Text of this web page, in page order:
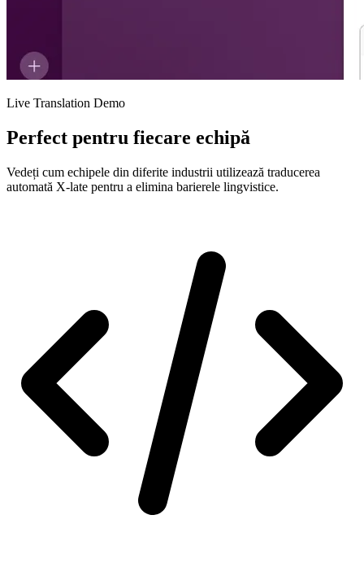
Live Translation Demo
Perfect pentru fiecare echipă
Vedeți cum echipele din diferite industrii utilizează traducerea
automată X-late pentru a elimina barierele lingvistice.